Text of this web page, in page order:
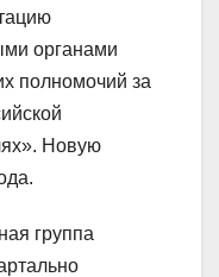
органами
полномочий за
Новую
группа